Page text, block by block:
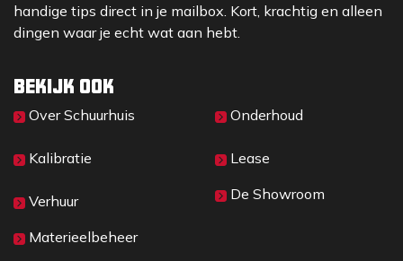
handige tips direct in je mailbox. Kort, krachtig en alleen
dingen waar je echt wat aan hebt.
Bekijk ook
Over Sc​huurhuis
Kalibratie
Verhuur
Materieelbeheer
Onderhoud
Lease
De Showroom